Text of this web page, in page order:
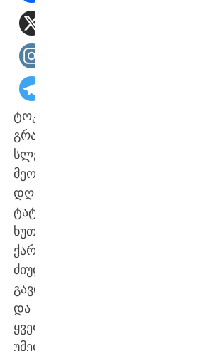
ტოკიოს
გრანდ
სლემის
მეორე
დღეს
ტატამიზე
ხუთი
ქართველი
ძიუდოისტი
გავიდა
და
ყველა
უმედლოდ